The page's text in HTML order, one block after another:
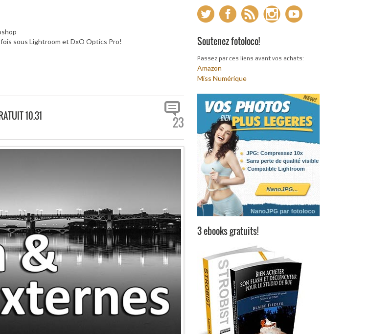
sous Lightroom et DxO Optics Pro!
10.31 23
Soutenez fotoloco!
Passez par ces liens avant vos achats:
Amazon
Miss Numérique
3 ebooks gratuits!